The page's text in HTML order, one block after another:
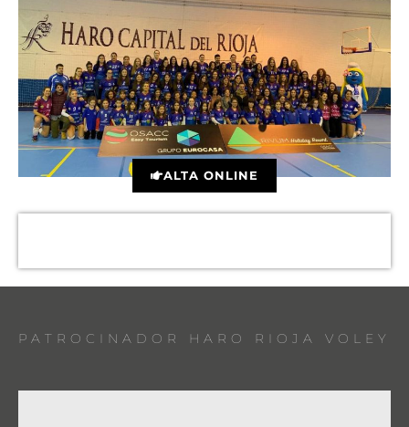
ALTA ONLINE
PATROCINADOR HARO RIOJA VOLEY